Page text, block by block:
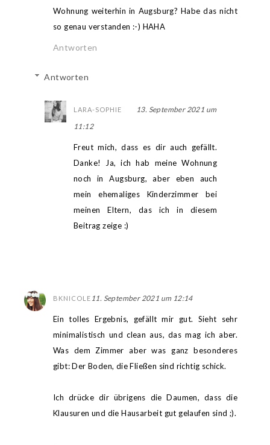
Wohnung weiterhin in Augsburg? Habe das nicht
so genau verstanden :-) HAHA
Antworten
Antworten
LARA-SOPHIE
13. September 2021 um
11:12
Freut mich, dass es dir auch gefällt.
Danke! Ja, ich hab meine Wohnung
noch in Augsburg, aber eben auch
mein ehemaliges Kinderzimmer bei
meinen Eltern, das ich in diesem
Beitrag zeige :)
BKNICOLE 11. September 2021 um 12:14
Ein tolles Ergebnis, gefällt mir gut. Sieht sehr
minimalistisch und clean aus, das mag ich aber.
Was dem Zimmer aber was ganz besonderes
gibt: Der Boden, die Fließen sind richtig schick.
Ich drücke dir übrigens die Daumen, dass die
Klausuren und die Hausarbeit gut gelaufen sind ;).